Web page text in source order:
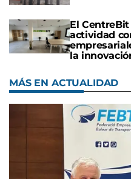
El
actividad
la
MÁS EN ACTUALIDAD